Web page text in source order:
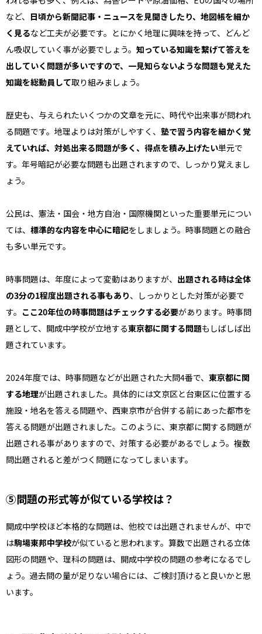
など、 日頃から新聞記事・ニュースを見聞きしたり、地図帳を細か
く見るなど工夫が必要です。とにかく地理に興味を持って、どんど
ん吸収していく事が必要でしょう。 知っている知識を繋げて答えを
出していく問題が多いですので、一見知らないような問題も覚えた
知識を総動員して取り組みましょう。
歴史も、与えられたいくつかの文章を元に、時代や出来事が問われ
る問題です。地理よりは対策がしやすく、 塾で習う内容を細かく覚
えていれば、対処出来る問題が多く、得点を積み上げたい単元で
す。年号暗記が必要な問題も出題されますので、しっかり覚えまし
ょう。
公民は、憲法・国会・地方自治・国際機関といった重要単元につい
ては、 標準的な内容を中心に暗記をしましょう。時事問題との融合
も多い単元です。
時事問題は、年度によって変動はありますが、 出題される時は全体
の3分の1程度出題される事もあり、しっかりとした対策が必要で
す。 ここ20年位の時事問題はチェックする必要があります。時事問
題として、開成中学校が立地する東京都に関する問題もしばしば出
題されています。
2024年度では、時事問題などが出題された大問4番で、 東京都に関
する地理が出題されました。具体的には文京区と台東区に位置する
施設・地名を答える問題や、西東京市が合併する前にあった都市を
答える問題が出題されました。このように、東京都に関する問題が
出題される事がありますので、対策する必要があるでしょう。複数
問出題されると差がつく問題になってしまいます。
⑤問題の形式等が似ている学校は？
開成中学校ほど本格的な問題は、他校では出題されませんが、中で
は駒場東邦中学校が似ていると思われます。算数で出題される立体
図形の問題や、理科の問題は、開成中学校の問題の参考になるでし
ょう。過去問の量が足りない場合には、ご検討頂けると良いかと思
います。